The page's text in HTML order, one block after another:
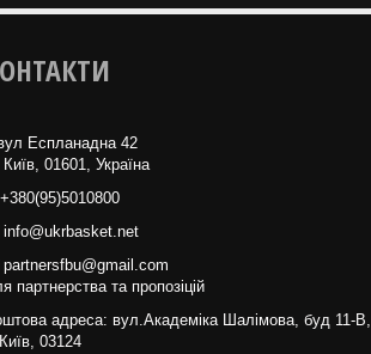
Еспланадна 42
01601, Україна
+380(95)5010800
info@ukrbasket.net
partnersfbu@gmail.com
партнерства та пропозіцій
адреса: вул.Академіка Шалімова, буд 11-В,
03124